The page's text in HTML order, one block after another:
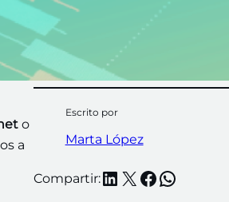
o
a
Escrito por
Marta López
Compartir:LinkedIn
X Facebook